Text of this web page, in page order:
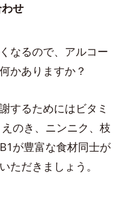
せ
なるので、アルコー
かありますか？
するためにはビタミ
のき、ニンニク、枝
が豊富な食材同士が
ただきましょう。